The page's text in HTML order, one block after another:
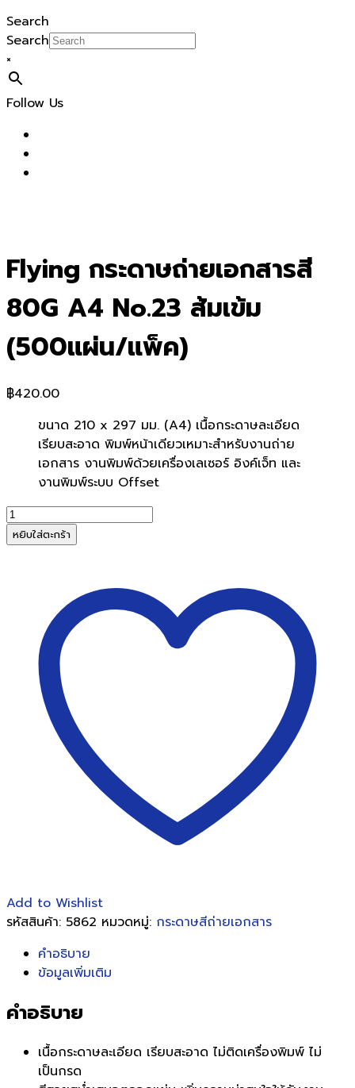
Search
Search
×
Follow Us
Flying กระดาษถ่ายเอกสารสี
80G A4 No.23 ส้มเข้ม
(500แผ่น/แพ็ค)
฿420.00
ขนาด 210 x 297 มม. (A4) เนื้อกระดาษละเอียด
เรียบสะอาด พิมพ์หน้าเดียวเหมาะสำหรับงานถ่าย
เอกสาร งานพิมพ์ด้วยเครื่องเลเซอร์ อิงค์เจ็ท และ
งานพิมพ์ระบบ Offset
จำนวน
Flying
กระดาษ
No.23
(500แผ่น/
หยิบใส่ตะกร้า
Add to Wishlist
รหัสสินค้า: 5862 หมวดหมู่: กระดาษสีถ่ายเอกสาร
คำอธิบาย
ข้อมูลเพิ่มเติม
คำอธิบาย
เนื้อกระดาษละเอียด เรียบสะอาด ไม่ติดเครื่องพิมพ์ ไม่
เป็นกรด